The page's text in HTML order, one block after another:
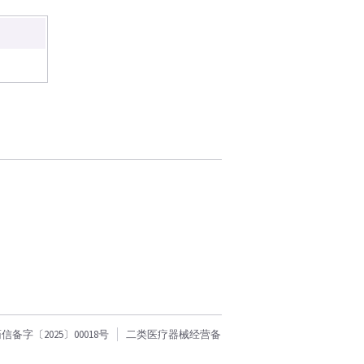
备字〔2025〕00018号
二类医疗器械经营备